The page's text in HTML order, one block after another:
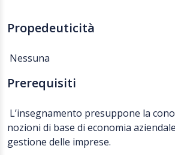
Propedeuticità
Nessuna
Prerequisiti
L’insegnamento presuppone la
nozioni di base di economia
gestione delle imprese.